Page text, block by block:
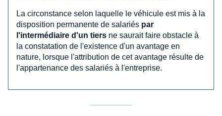
La circonstance selon laquelle le véhicule est mis à la
disposition permanente de salariés par
l'intermédiaire d'un tiers ne saurait faire obstacle à
la constatation de l'existence d'un avantage en
nature, lorsque l'attribution de cet avantage résulte de
l'appartenance des salariés à l'entreprise.